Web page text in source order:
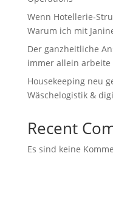
Wenn
Warum ich mit
Der ganzheitliche
immer allein arbeite
Housekeeping neu
Wäschelogistik &
Recent
Es sind keine